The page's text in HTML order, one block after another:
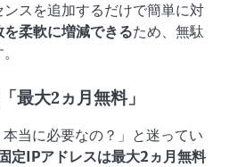
スを追加するだけで簡単に対
柔軟に増減できるため、無駄
最大2ヵ月無料」
本当に必要なの？」と迷ってい
定IPアドレスは最大2ヵ月無料